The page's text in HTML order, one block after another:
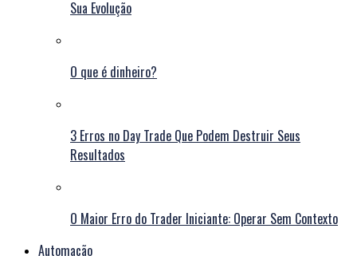
Sua Evolução
O que é dinheiro?
3 Erros no Day Trade Que Podem Destruir Seus
Resultados
O Maior Erro do Trader Iniciante: Operar Sem Contexto
Automação